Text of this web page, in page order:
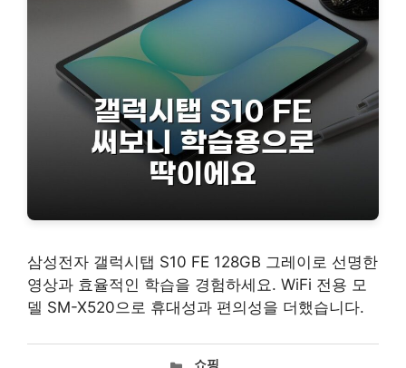
삼성전자 갤럭시탭 S10 FE 128GB 그레이로 선명한
영상과 효율적인 학습을 경험하세요. WiFi 전용 모
델 SM-X520으로 휴대성과 편의성을 더했습니다.
카쇼핑